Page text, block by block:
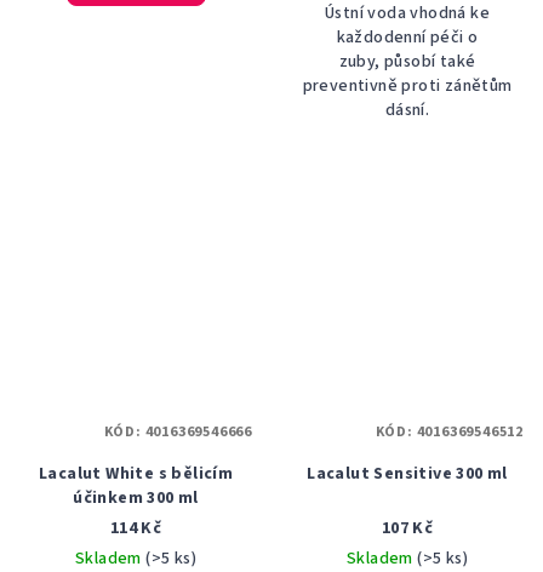
Ústní voda vhodná ke
každodenní péči o
zuby, působí také
preventivně proti zánětům
dásní.
Lacalut White s bělicím
účinkem 300 ml
114 Kč
Skladem(>5 ks)
KÓD: 4016369546666
Lacalut Sensitive 300 ml
107 Kč
Skladem(>5 ks)
KÓD: 4016369546512